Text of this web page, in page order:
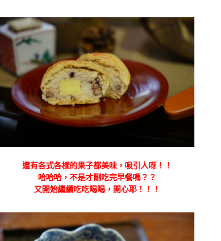
還有各式各樣的果子都美味，吸引人呀！！
哈哈哈，不是才剛吃完早餐嗎？？
又開始繼續吃吃喝喝，開心耶！！！